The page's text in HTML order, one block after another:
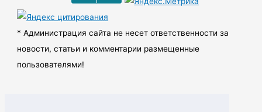
ы
* Администрация сайта не несет ответственности за
новости, статьи и комментарии размещенные
пользователями!